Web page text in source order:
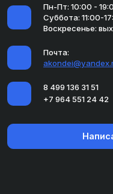
Пн-Пт: 10:00 -
Суббота: 11:00-
Воскресенье:
Почта:
8 499 136 31 51
+7 964 551 24 42